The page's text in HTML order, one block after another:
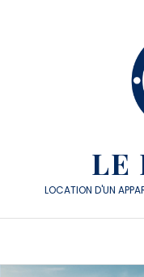
LE
LOCATION D'UN